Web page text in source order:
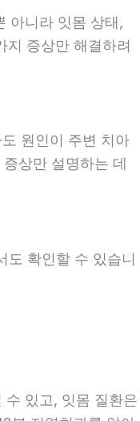
아니라 잇몸 상태,
증상만 해결하려
원인이 주변 치아
상만 설명하는 데
도 확인할 수 있습니
있고, 잇몸 질환은